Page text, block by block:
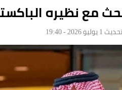
مع نظيره